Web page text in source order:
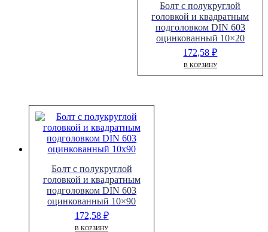
Болт с полукруглой
головкой и квадратным
подголовком DIN 603
оцинкованный 10×20
172,58₽
В КОРЗИНУ
Болт с полукруглой
головкой и квадратным
подголовком DIN 603
оцинкованный 10×90
172,58 ₽
В КОРЗИНУ